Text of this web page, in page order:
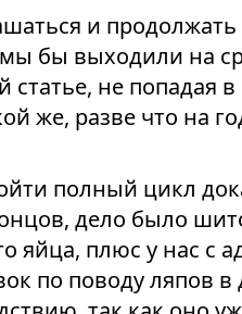
и продолжать
бы выходили на
не попадая в
же, разве что на
полный цикл
дело было
яйца, плюс у нас с
по поводу ляпов в